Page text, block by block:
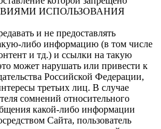
ИСПОЛЬЗОВАНИЯ
и не предоставлять
либо информацию (в том числе
и тд.) и ссылки на такую
может нарушать или привести к
Российской Федерации,
третьих лиц. В случае
сомнений относительного
какой-либо информации
Сайта, пользователь